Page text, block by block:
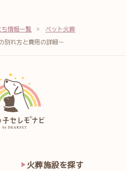
ち情報一覧 ペット火葬
別れ方と費用の詳細～
火葬施設を探す